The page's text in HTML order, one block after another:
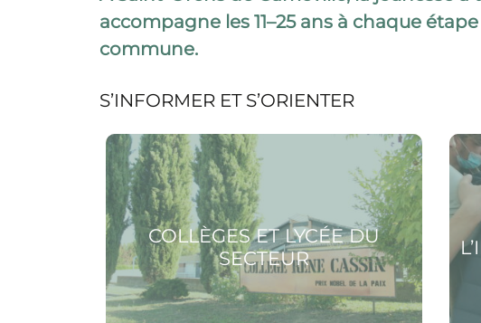
accompagne les 11–25 ans à chaque
commune.
S’INFORMER ET S’ORIENTER
COLLÈGES ET LYCÉE DU
SECTEUR
Voir la page Collèges et lycée du secteur Voir